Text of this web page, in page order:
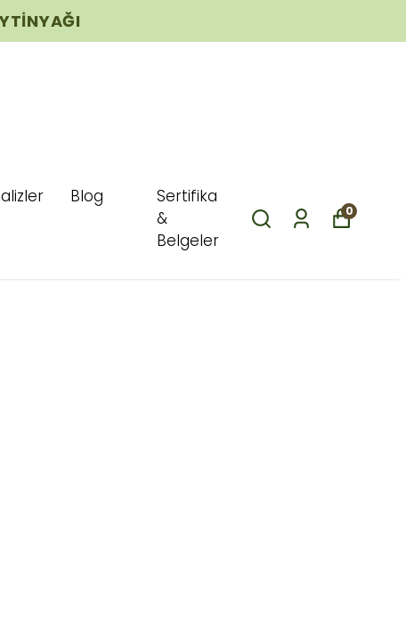
Blog
Sertifika
&
Belgeler
0